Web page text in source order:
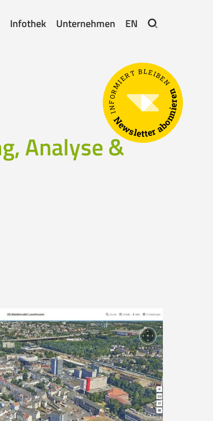
Infothek Unternehmen EN
Analyse &
INFORMIERT BLEIBEN
Newsletter abonnieren